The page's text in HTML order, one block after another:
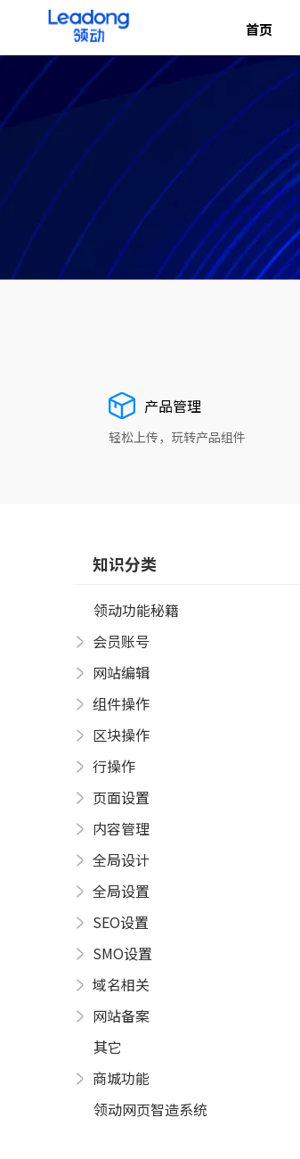
首页
产品管理
轻松上传，玩转产品组件
知识分类
领动功能秘籍
会员账号
网站编辑
组件操作
区块操作
行操作
页面设置
内容管理
全局设计
全局设置
SEO设置
SMO设置
域名相关
网站备案
其它
商城功能
领动网页智造系统